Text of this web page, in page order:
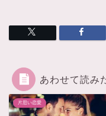
あわせて読み
片思い恋愛